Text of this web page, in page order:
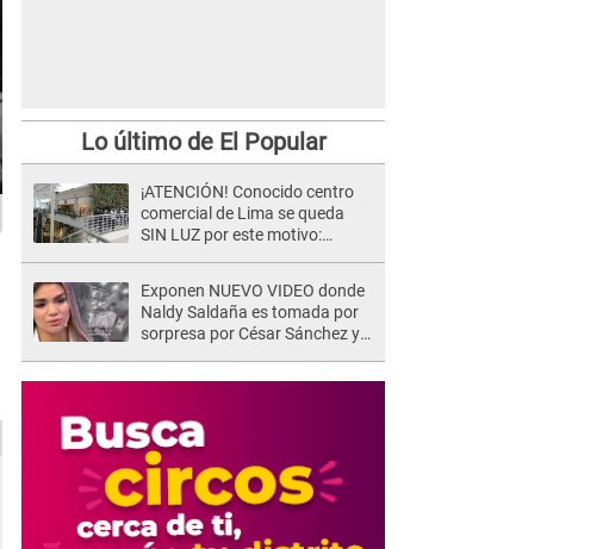
Lo último de El Popular
¡ATENCIÓN! Conocido centro
comercial de Lima se queda
SIN LUZ por este motivo:
Exponen NUEVO VIDEO donde
Naldy Saldaña es tomada por
sorpresa por César Sánchez y